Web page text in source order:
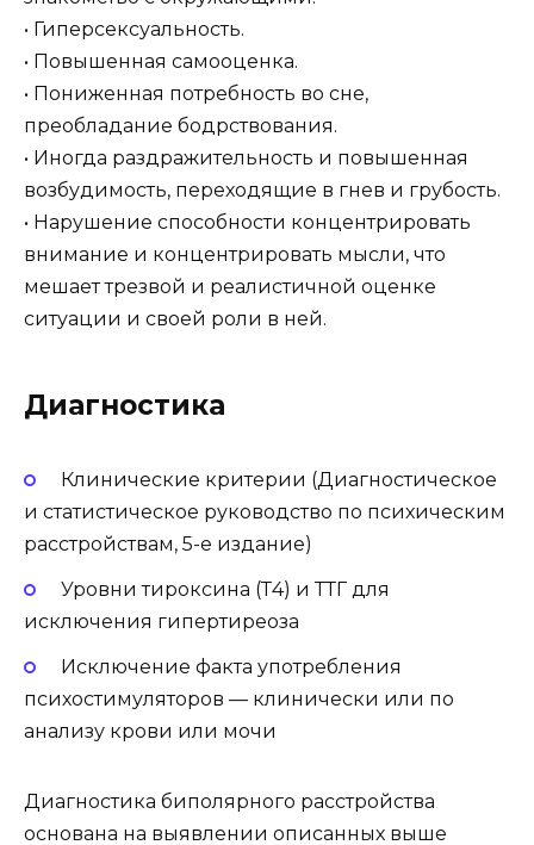
• Гиперсексуальность.
• Повышенная самооценка.
• Пониженная потребность во сне,
преобладание бодрствования.
• Иногда раздражительность и повышенная
возбудимость, переходящие в гнев и грубость.
• Нарушение способности концентрировать
внимание и концентрировать мысли, что
мешает трезвой и реалистичной оценке
ситуации и своей роли в ней.
Диагностика
Клинические критерии (Диагностическое
и статистическое руководство по психическим
расстройствам, 5-е издание)
Уровни тироксина (Т4) и ТТГ для
исключения гипертиреоза
Исключение факта употребления
психостимуляторов — клинически или по
анализу крови или мочи
Диагностика биполярного расстройства
основана на выявлении описанных выше